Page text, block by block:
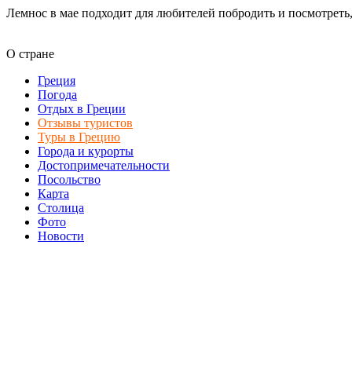
Лемнос в мае подходит для любителей побродить и
О стране
Греция
Погода
Отдых в Греции
Отзывы туристов
Туры в Грецию
Города и курорты
Достопримечательности
Посольство
Карта
Столица
Фото
Новости